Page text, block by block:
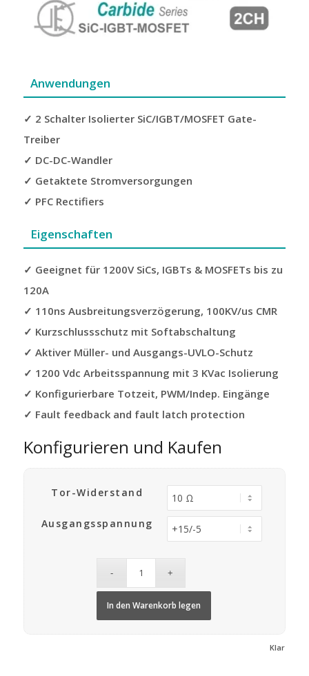
Anwendungen
✓ 2 Schalter Isolierter SiC/IGBT/MOSFET Gate-
Treiber
✓ DC-DC-Wandler
✓ Getaktete Stromversorgungen
✓ PFC Rectifiers
Eigenschaften
✓ Geeignet für 1200V SiCs, IGBTs & MOSFETs bis zu
120A
✓ 110ns Ausbreitungsverzögerung, 100KV/us CMR
✓ Kurzschlussschutz mit Softabschaltung
✓ Aktiver Müller- und Ausgangs-UVLO-Schutz
✓ 1200 Vdc Arbeitsspannung mit 3 KVac Isolierung
✓ Konfigurierbare Totzeit, PWM/Indep. Eingänge
✓ Fault feedback and fault latch protection
Konfigurieren und Kaufen
Tor-Widerstand
Ausgangsspannung
Klar
In den Warenkorb legen